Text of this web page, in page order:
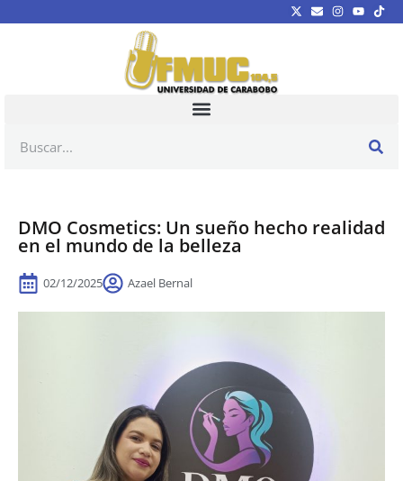
DMO Cosmetics: Un sueño hecho realidad
en el mundo de la belleza
02/12/2025 Azael Bernal